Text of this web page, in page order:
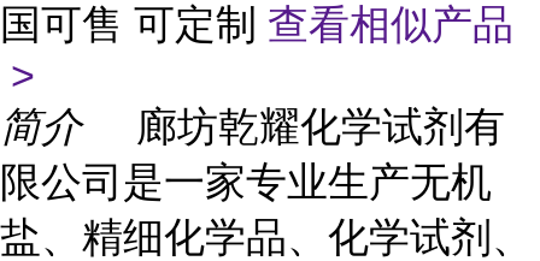
国可售 可定制 查看相似产品
>
简介
廊坊乾耀化学试剂有
限公司是一家专业生产无机
盐、精细化学品、化学试剂、